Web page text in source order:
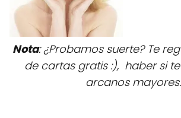
Nota: ¿Probamos suerte? Te
de cartas gratis :), haber si
arcanos mayores.